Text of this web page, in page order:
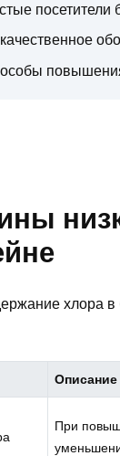
посетители
хлора
Описание
При